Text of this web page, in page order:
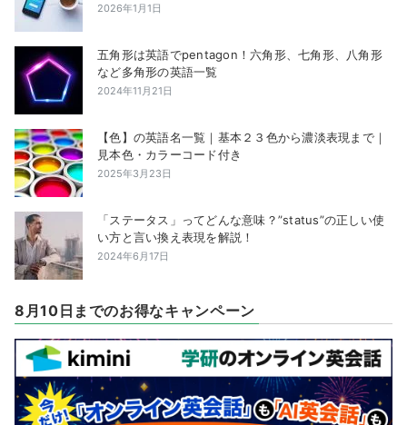
2026年1月1日
五角形は英語でpentagon！六角形、七角形、八角形
など多角形の英語一覧
2024年11月21日
【色】の英語名一覧｜基本２３色から濃淡表現まで｜
見本色・カラーコード付き
2025年3月23日
「ステータス」ってどんな意味？”status”の正しい使
い方と言い換え表現を解説！
2024年6月17日
8月10日までのお得なキャンペーン